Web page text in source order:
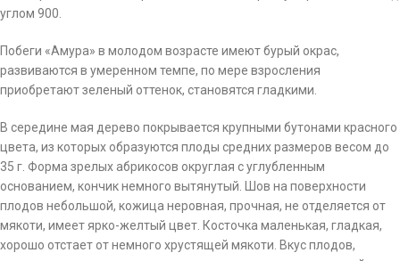
углом 900.
Побеги «Амура» в молодом возрасте имеют бурый окрас,
развиваются в умеренном темпе, по мере взросления
приобретают зеленый оттенок, становятся гладкими.
В середине мая дерево покрывается крупными бутонами красного
цвета, из которых образуются плоды средних размеров весом до
35 г. Форма зрелых абрикосов округлая с углубленным
основанием, кончик немного вытянутый. Шов на поверхности
плодов небольшой, кожица неровная, прочная, не отделяется от
мякоти, имеет ярко-желтый цвет. Косточка маленькая, гладкая,
хорошо отстает от немного хрустящей мякоти. Вкус плодов,